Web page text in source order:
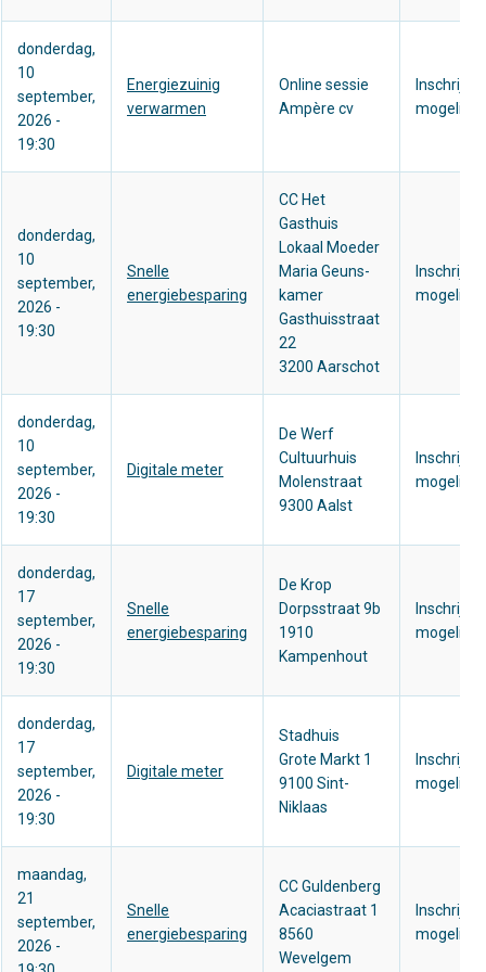
donderdag,
10
september,
2026 -
19:30
Energiezuinig
verwarmen
Online sessie
Ampère cv
mogelijk
donderdag,
10
september,
2026 -
19:30
Snelle
energiebesparing
CC Het
Gasthuis
Lokaal Moeder
Maria Geuns-
kamer
Gasthuisstraat
22
3200 Aarschot
mogelijk
donderdag,
10
september,
2026 -
19:30
Digitale meter
De Werf
Cultuurhuis
Molenstraat
9300 Aalst
mogelijk
donderdag,
17
september,
2026 -
19:30
Snelle
energiebesparing
De Krop
Dorpsstraat 9b
1910
Kampenhout
mogelijk
donderdag,
17
september,
2026 -
19:30
Digitale meter
Stadhuis
Grote Markt 1
9100 Sint-
Niklaas
mogelijk
maandag,
21
september,
2026 -
Snelle
energiebesparing
CC Guldenberg
Acaciastraat 1
8560
Wevelgem
mogelijk